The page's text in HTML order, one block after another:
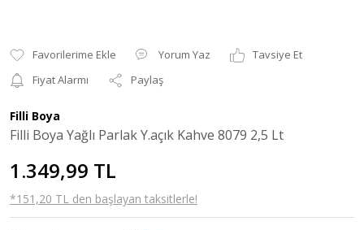
Yorum Yaz
Tavsiye Et
Fiyat Alarmı
Paylaş
Filli Boya
Filli Boya Yağlı Parlak Y.açık Kahve 8079 2,5 Lt
1.349,99 TL
*151,20 TL den başlayan taksitlerle!